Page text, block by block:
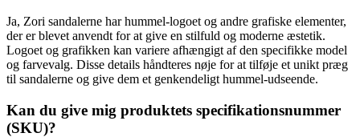
Ja, Zori sandalerne har hummel-logoet og andre grafiske elementer,
der er blevet anvendt for at give en stilfuld og moderne æstetik.
Logoet og grafikken kan variere afhængigt af den specifikke model
og farvevalg. Disse details håndteres nøje for at tilføje et unikt præg
til sandalerne og give dem et genkendeligt hummel-udseende.
Kan du give mig produktets specifikationsnummer
(SKU)?